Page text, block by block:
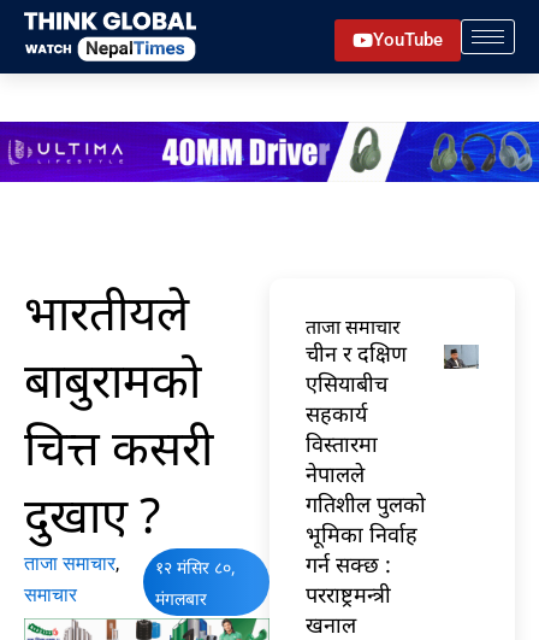
Skip
content
YouTube
भारतीयले
बाबुरामको
चित्त कसरी
दुखाए ?
ताजा समाचार,
समाचार
१२ मंसिर ८०,
मंगलबार
ताजा समाचार
चीन र दक्षिण
एसियाबीच
सहकार्य
विस्तारमा
नेपालले
गतिशील पुलको
भूमिका निर्वाह
गर्न सक्छ :
परराष्ट्रमन्त्री
खनाल